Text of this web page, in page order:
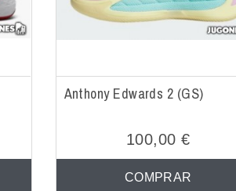
Anthony Edwards 2 (GS)
100,00 €
COMPRAR